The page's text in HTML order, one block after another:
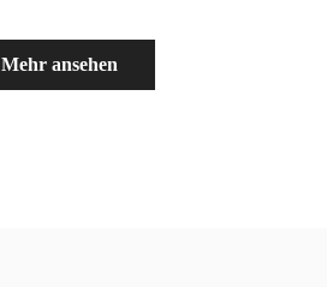
Mehr ansehen